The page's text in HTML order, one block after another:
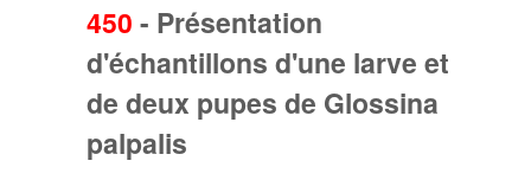
450 - Présentation
d'échantillons d'une larve et
de deux pupes de Glossina
palpalis